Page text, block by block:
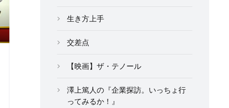
生き方上手
交差点
【映画】ザ・テノール
澤上篤人の『企業探訪。いっちょ行
ってみるか！』